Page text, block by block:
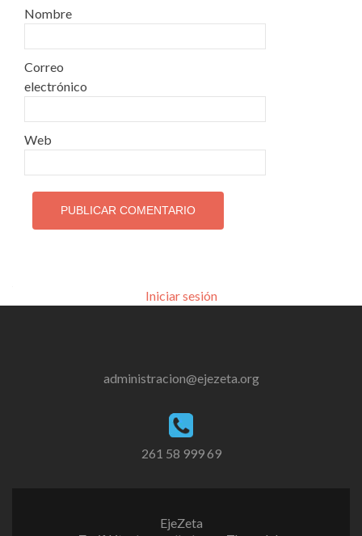
Nombre
Correo
electrónico
Web
Iniciar sesión
administracion@ejezeta.org
261 58 999 69
EjeZeta